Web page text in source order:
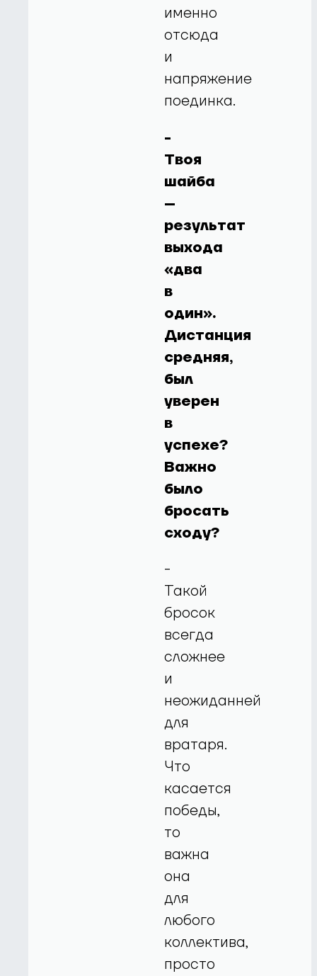
именно
отсюда
и
напряжение
поединка.
-
Твоя
шайба
–
результат
выхода
«два
в
один».
Дистанция
средняя,
был
уверен
в
успехе?
Важно
было
бросать
сходу?
-
Такой
бросок
всегда
сложнее
и
неожиданней
для
вратаря.
Что
касается
победы,
то
важна
она
для
любого
коллектива,
просто